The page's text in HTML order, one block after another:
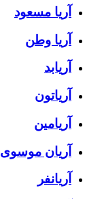
آریا مسعود
آریا وطن
آریابد
آریاتون
آریامین
آریان موسوی
آریانفر